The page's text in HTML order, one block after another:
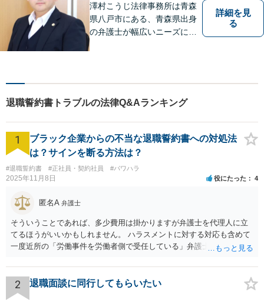
澤村こうじ法律事務所は青森
県八戸市にある、青森県出身
の弁護士が幅広いニーズにお
詳細を見
る
退職誓約書トラブルの法律Q&Aランキング
1
ブラック企業からの不当な退職誓約書への対処法
は？サインを断る方法は？
#退職誓約書 #正社員・契約社員 #パワハラ
2025年11月8日 役にたった 4
匿名A 弁護士
そういうことであれば、多少費用は掛かりますが弁護士を代理人に立
てるほうがいいかもしれません。 ハラスメントに対する対応も含めて
一度近所の「労働事件を労働者側で受任している」弁護士（労働弁護
している弁護士であればなお安心です。
2 退職面談に同行してもらいたい